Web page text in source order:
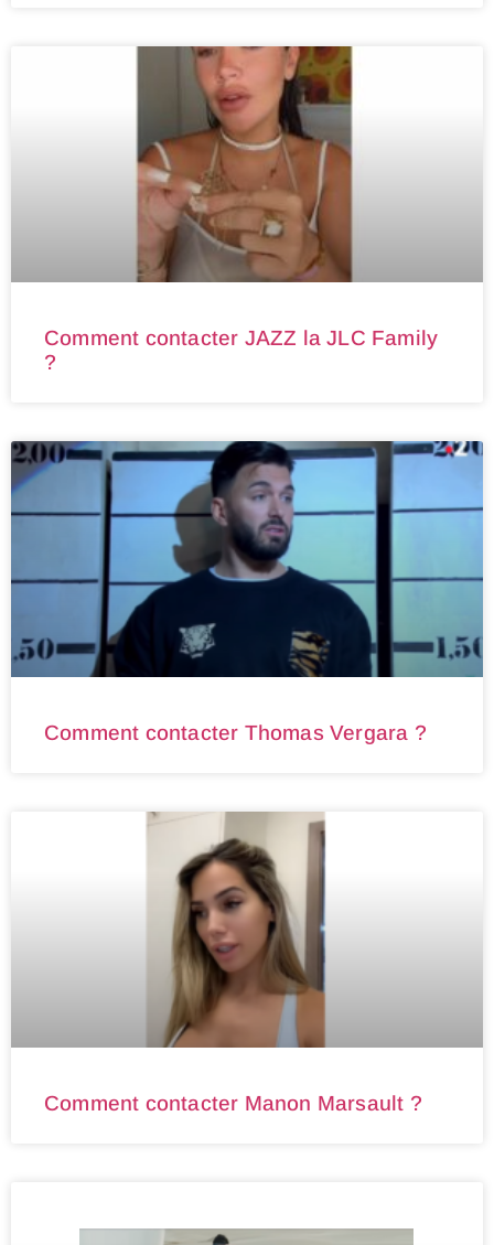
Comment contacter JAZZ la JLC Family
?
Comment contacter Thomas Vergara ?
Comment contacter Manon Marsault ?